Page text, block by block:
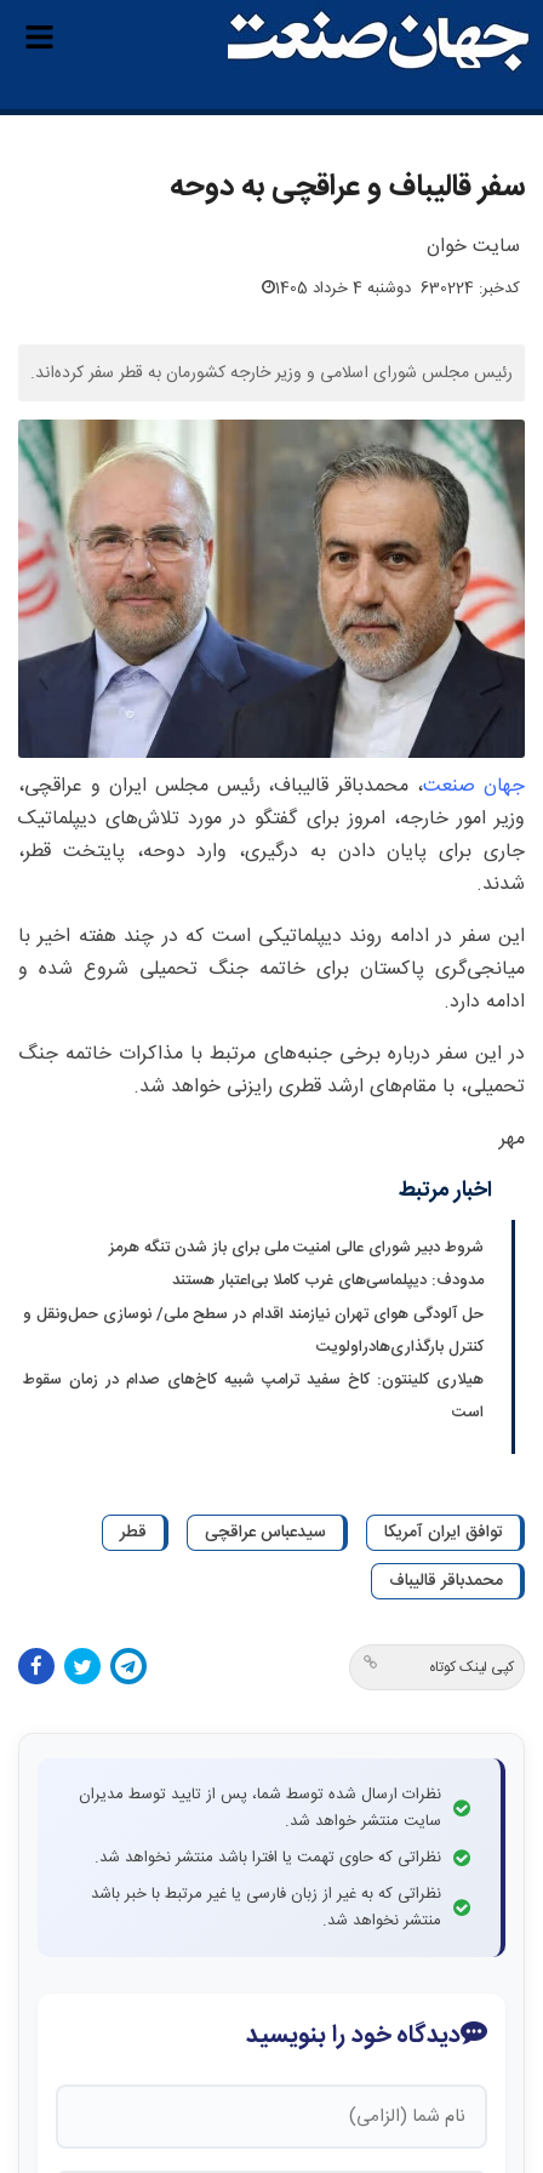
سفر قالیباف و عراقچی به دوحه
سایت خوان
کدخبر: 630224 دوشنبه 4 خرداد 1405
رئیس مجلس شورای اسلامی و وزیر خارجه کشورمان به قطر سفر کرده‌اند.
جهان صنعت، محمدباقر قالیباف، رئیس مجلس ایران و عراقچی،
وزیر امور خارجه، امروز برای گفتگو در مورد تلاش‌های دیپلماتیک
جاری برای پایان دادن به درگیری، وارد دوحه، پایتخت قطر،
شدند.
این سفر در ادامه روند دیپلماتیکی است که در چند هفته اخیر با
میانجی‌گری پاکستان برای خاتمه جنگ تحمیلی شروع شده و
ادامه دارد.
در این سفر درباره برخی جنبه‌های مرتبط با مذاکرات خاتمه جنگ
تحمیلی، با مقام‌های ارشد قطری رایزنی خواهد شد.
مهر
اخبار مرتبط
شروط دبیر شورای عالی امنیت ملی برای باز شدن تنگه هرمز
مدودف: دیپلماسی‌های غرب کاملا بی‌اعتبار هستند
حل آلودگی هوای تهران نیازمند اقدام در سطح ملی/ نوسازی حمل‌ونقل و
کنترل بارگذاری‌هادراولویت
هیلاری کلینتون: کاخ سفید ترامپ شبیه کاخ‌های صدام در زمان سقوط
است
توافق ایران آمریکا سیدعباس عراقچی
قطر
محمدباقر قالیباف
کپی لینک کوتاه
نظرات ارسال شده توسط شما، پس از تایید توسط مدیران
سایت منتشر خواهد شد.
نظراتی که حاوی تهمت یا افترا باشد منتشر نخواهد شد.
نظراتی که به غیر از زبان فارسی یا غیر مرتبط با خبر باشد
منتشر نخواهد شد.
دیدگاه خود را بنویسید